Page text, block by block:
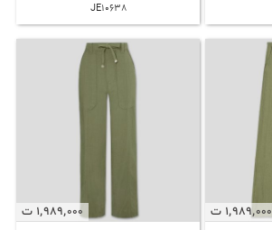
JE10638
1٬989٬000 ت
1٬989٬000 ت